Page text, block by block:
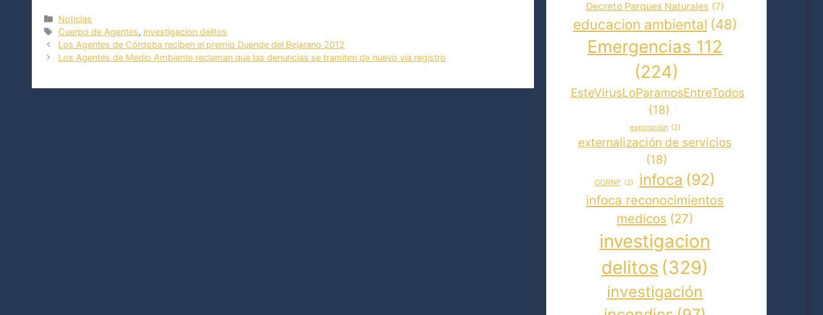
Categorías
Noticias
Etiquetas
Cuerpo de Agentes, investigacion delitos
Los Agentes de Córdoba reciben el premio Duende del Bejarano 2012
Los Agentes de Medio Ambiente reclaman que las denuncias se tramiten de nuevo vía registro
Decreto Parques Naturales (7)
educacion ambiental (48)
Emergencias 112
(224)
EsteVirusLoParamosEntreTodos
(18)
exposición (2)
externalización de servicios
(18)
GORNP (2) infoca (92)
infoca reconocimientos
medicos (27)
investigacion
delitos (329)
investigación